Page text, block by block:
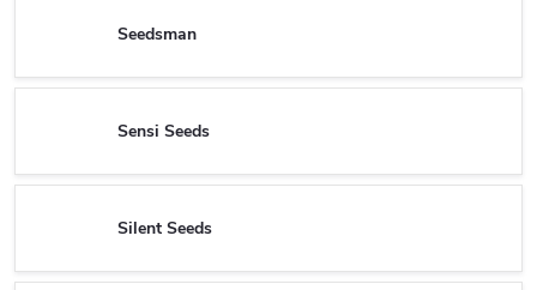
Seedsman
Sensi Seeds
Silent Seeds